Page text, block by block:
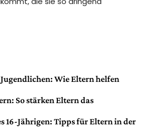
Wie Eltern helfen
So stärken Eltern das
16-Jährigen: Tipps für Eltern in der